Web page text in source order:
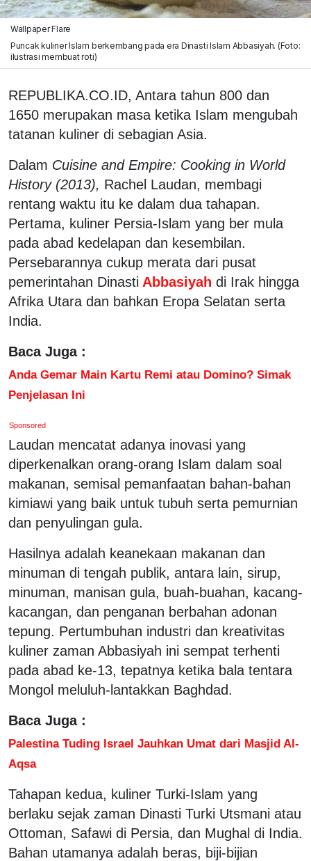
Wallpaper Flare
Puncak kuliner Islam berkembang pada era Dinasti Islam Abbasiyah. (Foto:
ilustrasi membuat roti)
REPUBLIKA.CO.ID, Antara tahun 800 dan
1650 merupakan masa ketika Islam mengubah
tatanan kuliner di sebagian Asia.
Dalam Cuisine and Empire: Cooking in World
History (2013), Rachel Laudan, membagi
rentang waktu itu ke dalam dua tahapan.
Pertama, kuliner Persia-Islam yang ber mula
pada abad kedelapan dan kesembilan.
Persebarannya cukup merata dari pusat
pemerintahan Dinasti Abbasiyah di Irak hingga
Afrika Utara dan bahkan Eropa Selatan serta
India.
Baca Juga :
Anda Gemar Main Kartu Remi atau Domino? Simak
Penjelasan Ini
Sponsored
Laudan mencatat adanya inovasi yang
diperkenalkan orang-orang Islam dalam soal
makanan, semisal pemanfaatan bahan-bahan
kimiawi yang baik untuk tubuh serta pemurnian
dan penyulingan gula.
Hasilnya adalah keanekaan makanan dan
minuman di tengah publik, antara lain, sirup,
minuman, manisan gula, buah-buahan, kacang-
kacangan, dan penganan berbahan adonan
tepung. Pertumbuhan industri dan kreativitas
kuliner zaman Abbasiyah ini sempat terhenti
pada abad ke-13, tepatnya ketika bala tentara
Mongol meluluh-lantakkan Baghdad.
Baca Juga :
Palestina Tuding Israel Jauhkan Umat dari Masjid Al-
Aqsa
Tahapan kedua, kuliner Turki-Islam yang
berlaku sejak zaman Dinasti Turki Utsmani atau
Ottoman, Safawi di Persia, dan Mughal di India.
Bahan utamanya adalah beras, biji-bijian